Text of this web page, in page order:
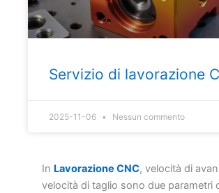
Servizio di lavorazione
2025-11-06 Nessun commento
In Lavorazione CNC, velocità di
velocità di taglio sono due parametri